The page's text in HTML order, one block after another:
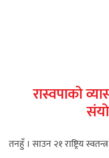
रास्वपाको
तनहुँ । साउन २१ राष्ट्रिय